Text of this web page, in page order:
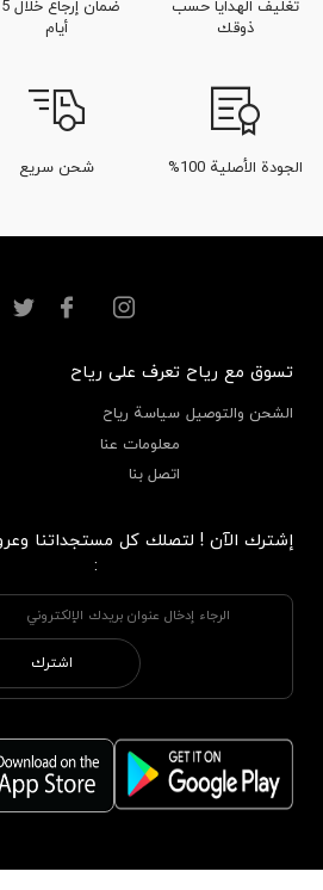
تغليف الهدايا حسب
ذوقك
ضمان
أيام
الجودة الأصلية 100% شحن سريع
تسوق مع رياح
الشحن والتوصيل
تعرف على رياح
سياسة رياح
معلومات عنا
اتصل بنا
إشترك الآن ! لتصلك كل مستجداتنا
:
اشترك